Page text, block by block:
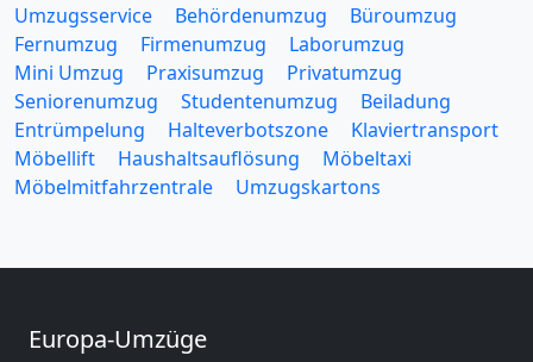
Umzugsservice Behördenumzug
Büroumzug
Fernumzug
Firmenumzug
Laborumzug
Mini Umzug
Praxisumzug
Privatumzug
Seniorenumzug
Studentenumzug
Beiladung
Entrümpelung
Halteverbotszone
Klaviertransport
Möbellift
Haushaltsauflösung
Möbeltaxi
Möbelmitfahrzentrale
Umzugskartons
Europa-Umzüge